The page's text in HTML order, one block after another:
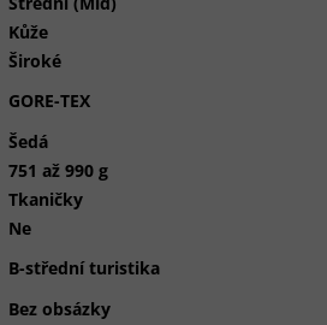
Kůže
Široké
GORE-TEX
Šedá
751 až 990 g
Tkaničky
Ne
B-střední turistika
Bez obsázky